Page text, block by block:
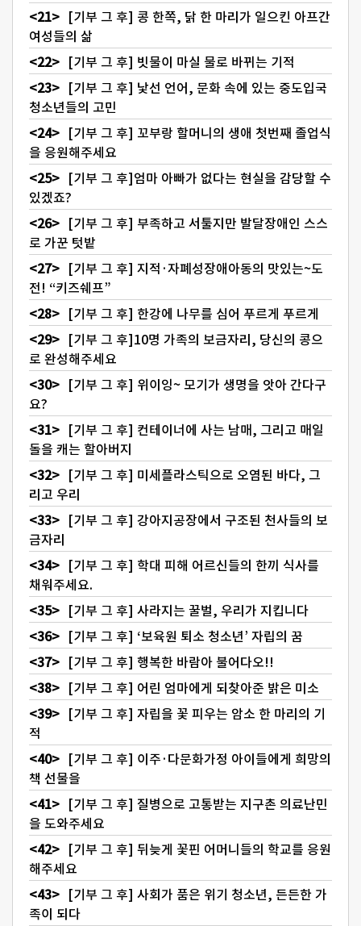
[기부 그 후] 콩 한쪽, 닭 한 마리가 일으킨 아프간
여성들의 삶
[기부 그 후] 빗물이 마실 물로 바뀌는 기적
[기부 그 후] 낯선 언어, 문화 속에 있는 중도입국
청소년들의 고민
[기부 그 후] 꼬부랑 할머니의 생애 첫번째 졸업식
을 응원해주세요
[기부 그 후]엄마 아빠가 없다는 현실을 감당할 수
있겠죠?
[기부 그 후] 부족하고 서툴지만 발달장애인 스스
로 가꾼 텃밭
[기부 그 후] 지적·자폐성장애아동의 맛있는~도
전! “키즈쉐프”
[기부 그 후] 한강에 나무를 심어 푸르게 푸르게
[기부 그 후]10명 가족의 보금자리, 당신의 콩으
로 완성해주세요
[기부 그 후] 위이잉~ 모기가 생명을 앗아 간다구
요?
[기부 그 후] 컨테이너에 사는 남매, 그리고 매일
돌을 캐는 할아버지
[기부 그 후] 미세플라스틱으로 오염된 바다, 그
리고 우리
[기부 그 후] 강아지공장에서 구조된 천사들의 보
금자리
[기부 그 후] 학대 피해 어르신들의 한끼 식사를
채워주세요.
[기부 그 후] 사라지는 꿀벌, 우리가 지킵니다
[기부 그 후] ‘보육원 퇴소 청소년’ 자립의 꿈
[기부 그 후] 행복한 바람아 불어다오!!
[기부 그 후] 어린 엄마에게 되찾아준 밝은 미소
[기부 그 후] 자립을 꽃 피우는 암소 한 마리의 기
적
[기부 그 후] 이주·다문화가정 아이들에게 희망의
책 선물을
[기부 그 후] 질병으로 고통받는 지구촌 의료난민
을 도와주세요
[기부 그 후] 뒤늦게 꽃핀 어머니들의 학교를 응원
해주세요
[기부 그 후] 사회가 품은 위기 청소년, 든든한 가
족이 되다